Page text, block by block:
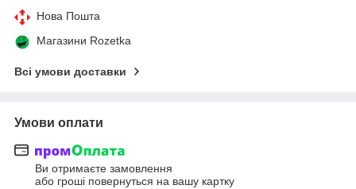
Нова Пошта
Магазини Rozetka
Всі умови доставки
Умови оплати
Ви отримаєте замовлення
або гроші повернуться на вашу картку